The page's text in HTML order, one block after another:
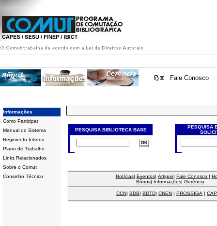
Fale Conosco
Informações
Como Participar
Manual do Sistema
Regimento Interno
Plano de Trabalho
Links Relacionados
Sobre o Comut
Conselho Técnico
PESQUISA BIBLIOTECA BASE
PESQUISA
Notícias| Eventos| Artigos| Fale Conosco |
Bônus| Informações| Gerência
CCN| BDB| BDTD| CNEN | PROSSIGA |